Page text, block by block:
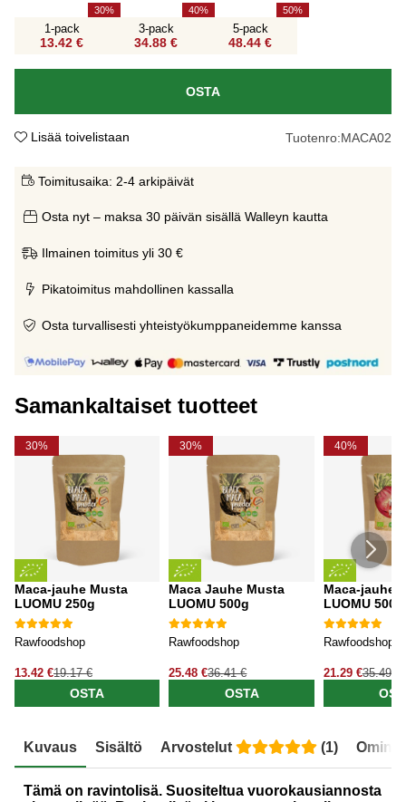
1-pack
13.42 €
30
3-pack
34.88 €
40
5-pack
48.44 €
50
OSTA
Lisää toivelistaan Tuotenro:MACA02
Toimitusaika: 2-4 arkipäivät
Osta nyt – maksa 30 päivän sisällä Walleyn kautta
Ilmainen toimitus yli 30 €
Pikatoimitus mahdollinen kassalla
Osta turvallisesti yhteistyökumppaneidemme kanssa
Samankaltaiset tuotteet
30%
Maca-jauhe Musta
LUOMU 250g
Rawfoodshop
13.42 €19.17 €
OSTA
30%
Maca Jauhe Musta
LUOMU 500g
Rawfoodshop
25.48 €36.41 €
OSTA
40%
Maca-jauhe
LUOMU 500g
Rawfoodshop
21.29 €35.49 €
Kuvaus Sisältö Arvostelut (1)
Tämä on ravintolisä. Suositeltua vuorokausiannosta